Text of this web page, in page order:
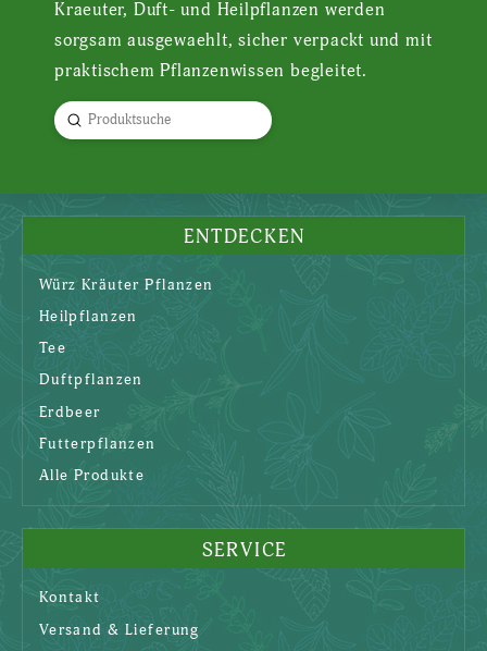
Kraeuter, Duft- und Heilpflanzen werden
sorgsam ausgewaehlt, sicher verpackt und mit
praktischem Pflanzenwissen begleitet.
Search
Submit
ENTDECKEN
Würz Kräuter Pflanzen
Heilpflanzen
Tee
Duftpflanzen
Erdbeer
Futterpflanzen
Alle Produkte
SERVICE
Kontakt
Versand & Lieferung